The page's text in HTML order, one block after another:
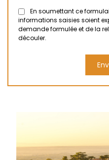
En soumettant ce
informations saisies soient
demande formulée et de la
découler.